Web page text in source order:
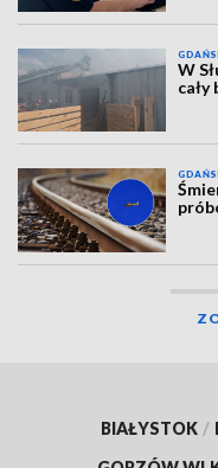
W
cały
BIAŁYSTOK /